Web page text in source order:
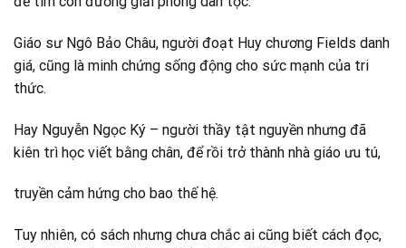
Giáo sư Ngô Bảo Châu, người đoạt Huy chương Fields danh
giá, cũng là minh chứng sống động cho sức mạnh của tri
thức.
Hay Nguyễn Ngọc Ký – người thầy tật nguyền nhưng đã
kiên trì học viết bằng chân, để rồi trở thành nhà giáo ưu tú,
truyền cảm hứng cho bao thế hệ.
Tuy nhiên, có sách nhưng chưa chắc ai cũng biết cách đọc,